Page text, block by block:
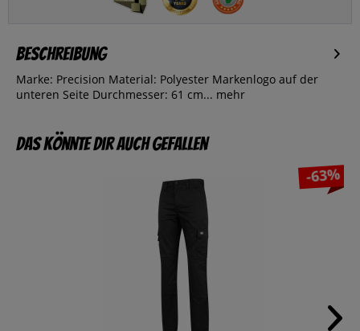
Beschreibung
Marke: Precision Material: Polyester Markenlogo auf der
unteren Seite Durchmesser: 61 cm... mehr
Das könnte dir auch gefallen
-63%